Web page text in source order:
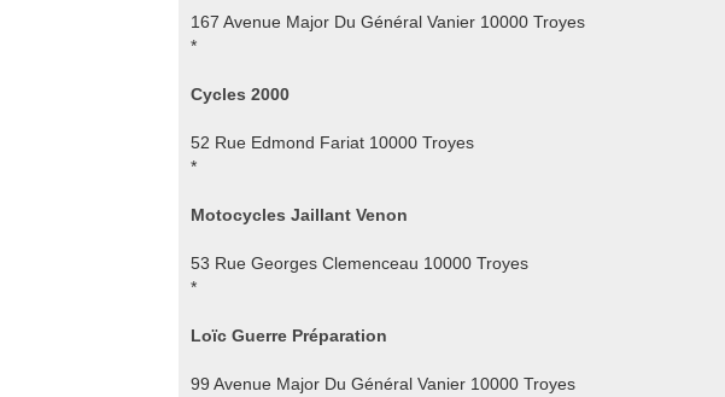
167 Avenue Major Du Général Vanier 10000 Troyes
*
Cycles 2000
52 Rue Edmond Fariat 10000 Troyes
*
Motocycles Jaillant Venon
53 Rue Georges Clemenceau 10000 Troyes
*
Loïc Guerre Préparation
99 Avenue Major Du Général Vanier 10000 Troyes